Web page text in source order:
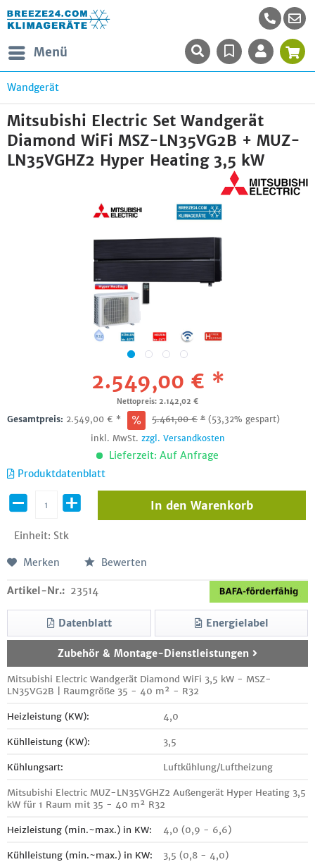
Menü
Wandgerät
Mitsubishi Electric Set Wandgerät
Diamond WiFi MSZ-LN35VG2B + MUZ-
LN35VGHZ2 Hyper Heating 3,5 kW
2.549,00 € *
Nettopreis: 2.142,02 €
Gesamtpreis: 2.549,00 € * 5.461,00€ * (53,32% gespart)
inkl. MwSt. zzgl. Versandkosten
Lieferzeit: Auf Anfrage
Produktdatenblatt
Einheit: Stk
In den Warenkorb
Merken Bewerten
Artikel-Nr.: 23514
Datenblatt Energielabel
Zubehör & Montage-Dienstleistungen
Mitsubishi Electric Wandgerät Diamond WiFi 3,5 kW - MSZ-
LN35VG2B | Raumgröße 35 - 40 m² - R32
Heizleistung (KW): 4,0
Kühlleistung (KW): 3,5
Kühlungsart: Luftkühlung/Luftheizung
Mitsubishi Electric MUZ-LN35VGHZ2 Außengerät Hyper Heating 3,5
kW für 1 Raum mit 35 - 40 m² R32
Heizleistung (min.~max.) in KW: 4,0 (0,9 - 6,6)
Kühlleistung (min.~max.) in KW: 3,5 (0,8 - 4,0)